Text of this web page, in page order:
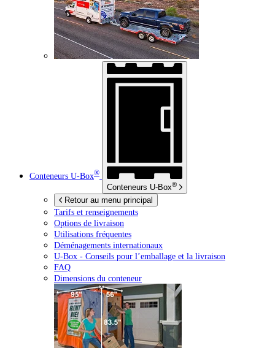
Conteneurs U-Box®
Conteneurs U-Box®
Retour au menu principal
Tarifs et renseignements
Options de livraison
Utilisations fréquentes
Déménagements internationaux
U-Box - Conseils pour l’emballage et la livraison
FAQ
Dimensions du conteneur